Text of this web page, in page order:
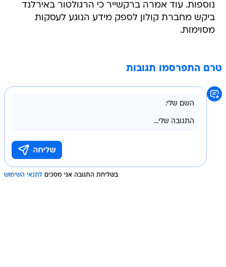
נוספות. עוד אמרה ברקשייר כי הרגולטור באירלנד
ביקש מחברת קולון לספק מידע הנוגע לעסקות
מסוימות.
טרם התפרסמו תגובות
בשליחת התגובה אני מסכים לתנאי השימוש